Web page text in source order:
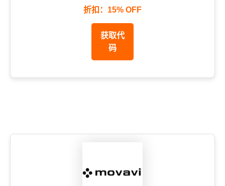
折扣：15% OFF
获取代
码